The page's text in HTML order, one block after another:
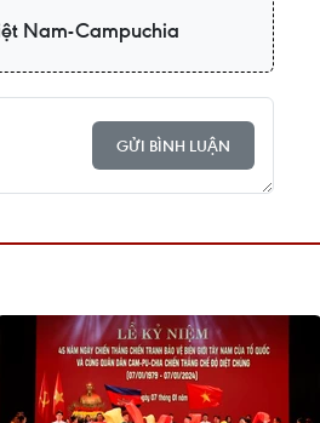
Nam-Campuchia
GỬI BÌNH LUẬN